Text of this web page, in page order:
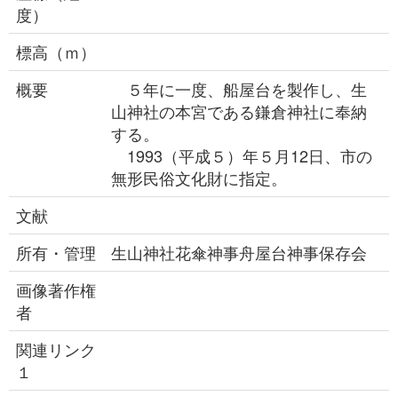
度）
標高（ｍ）
概要
５年に一度、船屋台を製作し、生
山神社の本宮である鎌倉神社に奉納
する。
1993（平成５）年５月12日、市の
無形民俗文化財に指定。
文献
所有・管理
生山神社花傘神事舟屋台神事保存会
画像著作権
者
関連リンク
１